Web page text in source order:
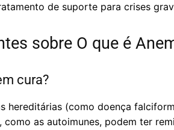
de suporte para crises
sobre O que é
cura?
hereditárias (como doença
as autoimunes, podem ter